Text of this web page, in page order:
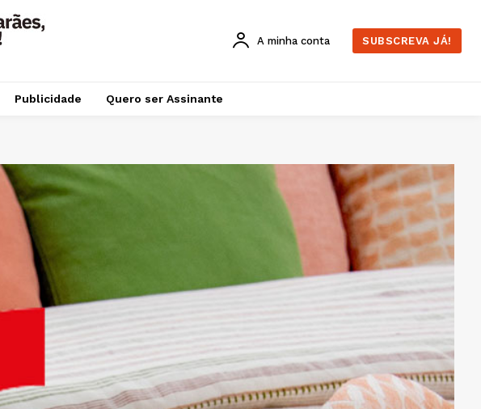
A minha conta SUBSCREVA JÁ!
Publicidade Quero ser Assinante